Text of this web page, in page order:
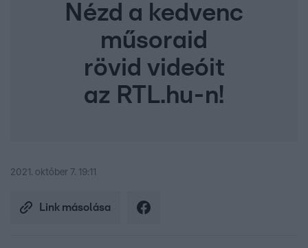
Nézd a kedvenc
műsoraid
rövid videóit
az RTL.hu-n!
2021. október 7. 19:11
Link másolása